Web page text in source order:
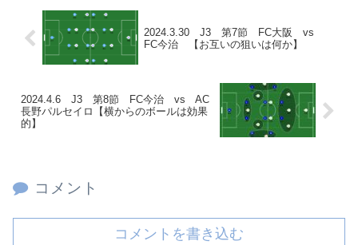
2024.3.30 J3 第7節 FC大阪 vs
FC今治 【お互いの狙いは何か】
2024.4.6 J3 第8節 FC今治 vs AC
長野パルセイロ【横からのボールは効果
的】
コメント
コメントを書き込む